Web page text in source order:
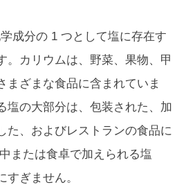
成分の 1 つとして塩に存在す
。カリウムは、野菜、果物、甲
まざまな食品に含まれていま
塩の大部分は、包装された、加
た、およびレストランの食品に
または食卓で加えられる塩
すぎません。